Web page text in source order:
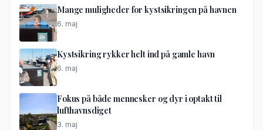
Mange muligheder for kystsikringen på havnen
6. maj
Kystsikring rykker helt ind på gamle havn
6. maj
Fokus på både mennesker og dyr i optakt til
lufthavnsdiget
3. maj